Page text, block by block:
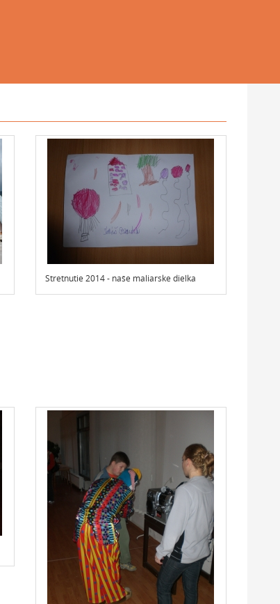
Stretnutie 2014 - naše maliarske dielka